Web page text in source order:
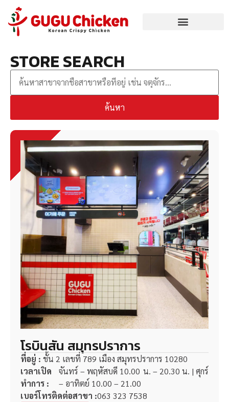
STORE SEARCH
ค้นหา
โรบินสัน สมุทรปราการ
ที่อยู่ : ชั้น 2 เลขที่ 789 เมือง สมุทรปราการ 10280
เวลาเปิด
ทำการ :
จันทร์ – พฤหัสบดี 10.00 น. – 20.30 น. | ศุกร์
– อาทิตย์ 10.00 – 21.00
เบอร์โทรติดต่อสาขา :063 323 7538